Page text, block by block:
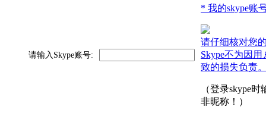
请输入Skype账号:
* 我的skype账
请仔细核对您
Skype不为因
致的损失负责
（登录skype
非昵称！）